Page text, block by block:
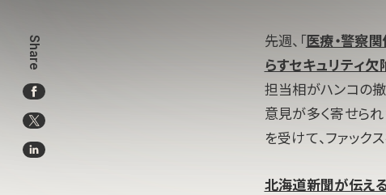
Share 先週、「医療・警察
らすセキュリティ欠
担当相がハンコの
意見が多く寄せら
を受けて、ファック
北海道新聞が伝え